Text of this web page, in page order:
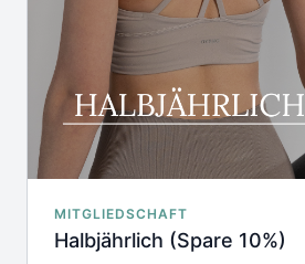
Das Abo kann monatlich
Die Nutzung der Videos erfolgt
Verantwortung
MITGLIEDSCHAFT
Halbjährlich (Spare 10%)